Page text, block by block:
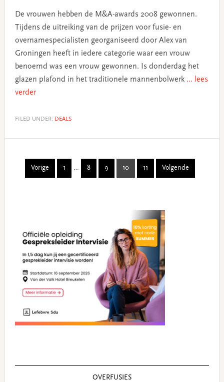
De vrouwen hebben de M&A-awards 2008 gewonnen.
Tijdens de uitreiking van de prijzen voor fusie- en
overnamespecialisten georganiseerd door Alex van
Groningen heeft in iedere categorie waar een vrouw
benoemd was een vrouw gewonnen. Is donderdag het
glazen plafond in het traditionele mannenbolwerk ... lees
verder
FILED UNDER: DEALS
Vorige Page
1
Interim
pages
… Page
8 Page
9 Page
10 11 Volgende
OVERFUSIES